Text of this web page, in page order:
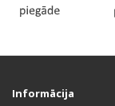
Informācija